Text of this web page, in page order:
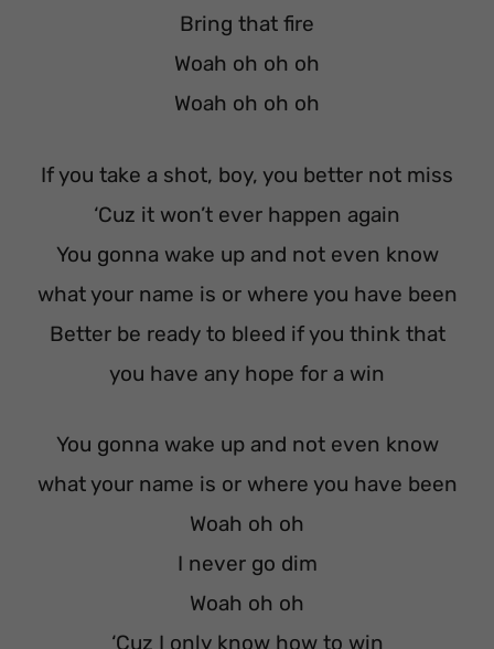
Bring that fire
Woah oh oh oh
Woah oh oh oh
If you take a shot, boy, you better not miss
‘Cuz it won’t ever happen again
You gonna wake up and not even know
what your name is or where you have been
Better be ready to bleed if you think that
you have any hope for a win
You gonna wake up and not even know
what your name is or where you have been
Woah oh oh
I never go dim
Woah oh oh
‘Cuz I only know how to win